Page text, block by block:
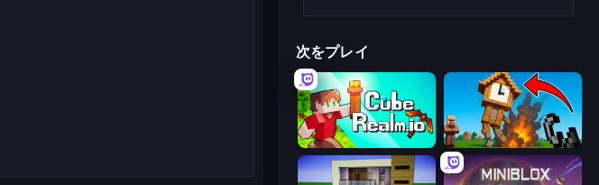
次をプレイ
CubeRealm.io Noob Fuse